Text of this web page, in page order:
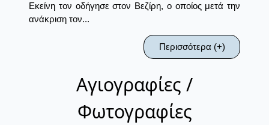
Εκείνη τον οδήγησε στον Βεζίρη, ο οποίος μετά την
ανάκριση τον...
Περισσότερα (+)
Αγιογραφίες /
Φωτογραφίες